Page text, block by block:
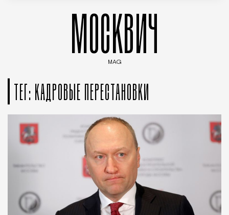
МОСКВИЧ
MAG
ТЕГ: КАДРОВЫЕ ПЕРЕСТАНОВКИ